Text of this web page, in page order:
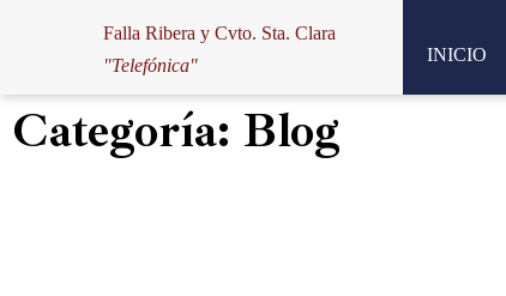
al
contenido
Falla Ribera y Cvto. Sta. Clara
"Telefónica"
INICIO
Categoría: Blog